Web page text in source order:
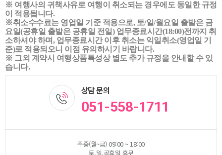
※ 여행사의 귀책사유로 여행이 취소되는 경우에도 동일한 규정
이 적용됩니다.
※취소수수료는 영업일 기준 적용으로, 토/일/월요일 출발은 금
요일(공휴일 출발은 공휴일 전일) 업무종료시간(18:00)전까지 취
소하셔야 하며, 업무종료시간 이후 취소는 익일취소(영업일 기
준)로 적용되오니 이점 유의하시기 바랍니다.
※ 그외 계약시 여행상품특성상 별도 추가 규정을 안내할 수 있
습니다.
상담 문의
051-558-1711
주중(월~금) 09:00 ~ 18:00
토,일,공휴일 휴무